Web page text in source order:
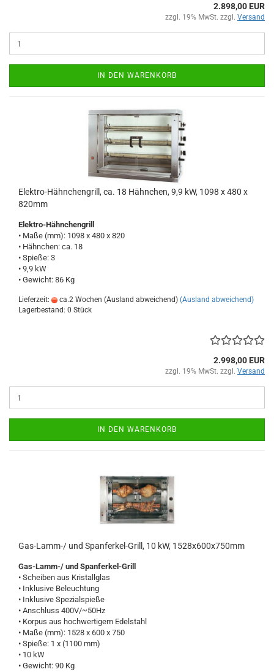
2.898,00 EUR
zzgl. 19% MwSt. zzgl. Versand
IN DEN WARENKORB
Elektro-Hähnchengrill, ca. 18 Hähnchen, 9,9 kW, 1098 x 480 x
820mm
Elektro-Hähnchengrill
• Maße (mm): 1098 x 480 x 820
• Hähnchen: ca. 18
• Spieße: 3
• 9,9 kW
• Gewicht: 86 Kg
Lieferzeit: ca.2 Wochen (Ausland abweichend) (Ausland abweichend)
Lagerbestand: 0 Stück
2.998,00 EUR
zzgl. 19% MwSt. zzgl. Versand
IN DEN WARENKORB
Gas-Lamm-/ und Spanferkel-Grill, 10 kW, 1528x600x750mm
Gas-Lamm-/ und Spanferkel-Grill
• Scheiben aus Kristallglas
• Inklusive Beleuchtung
• Inklusive Spezialspieße
• Anschluss 400V/~50Hz
• Korpus aus hochwertigem Edelstahl
• Maße (mm): 1528 x 600 x 750
• Spieße: 1 x (1100 mm)
• 10 kW
• Gewicht: 90 Kg